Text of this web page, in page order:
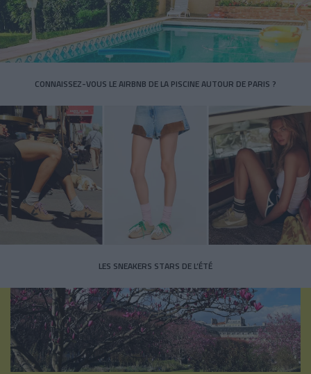
CONNAISSEZ-VOUS LE AIRBNB DE LA PISCINE AUTOUR DE PARIS ?
LES SNEAKERS STARS DE L’ÉTÉ